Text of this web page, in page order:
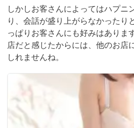
しかしお客さんによってはハプニ
り、会話が盛り上がらなかったり
っぱりお客さんにも好みはありま
店だと感じたからには、他のお店
しれませんね。